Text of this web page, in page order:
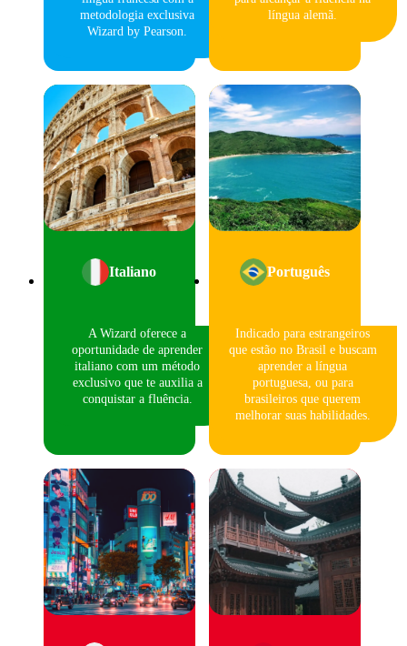
metodologia exclusiva
Wizard by Pearson.
língua alemã.
Italiano
A Wizard oferece a
oportunidade de aprender
italiano com um método
exclusivo que te auxilia a
conquistar a fluência.
Português
Indicado para estrangeiros
que estão no Brasil e buscam
aprender a língua
portuguesa, ou para
brasileiros que querem
melhorar suas habilidades.